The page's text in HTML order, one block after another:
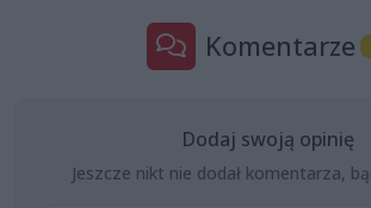
Komentarze
Dodaj swoją opinię
Jeszcze nikt nie dodał komentarza,